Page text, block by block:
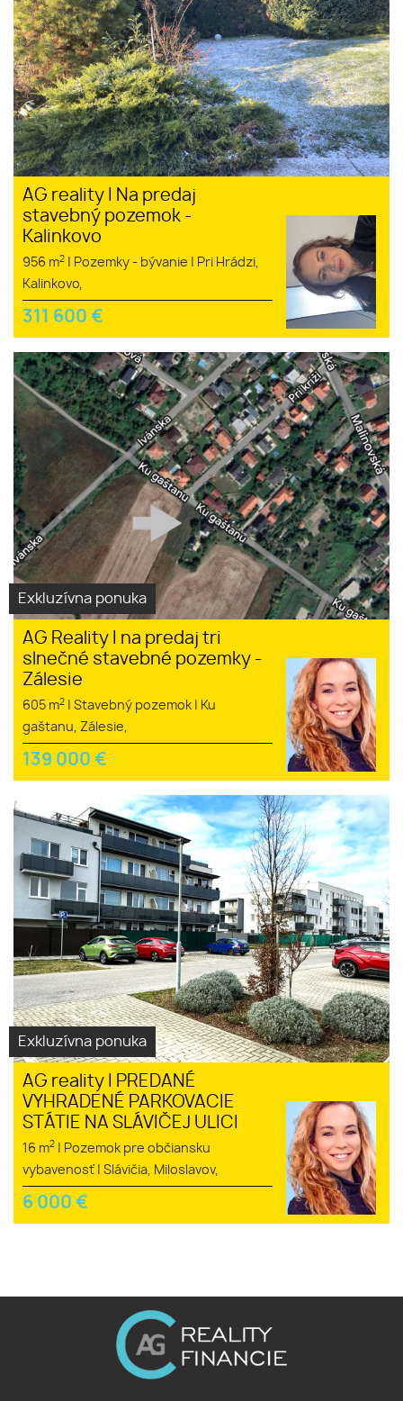
AG reality I Na predaj
stavebný pozemok -
Kalinkovo
956 m2 Pozemky - bývanie
Pri Hrádzi,
Kalinkovo,
311 600 €
Exkluzívna ponuka
AG Reality I na predaj tri
slnečné stavebné pozemky -
Zálesie
605 m2 Stavebný pozemok
Ku
gaštanu, Zálesie,
139 000 €
Exkluzívna ponuka
AG reality I PREDANÉ
VYHRADENÉ PARKOVACIE
STÁTIE NA SLÁVIČEJ ULICI
16 m2
Pozemok pre občiansku
vybavenosť
Slávičia, Miloslavov,
6 000 €